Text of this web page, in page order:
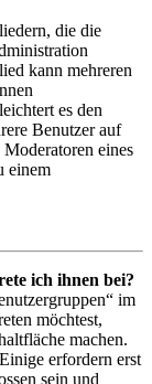
die die
kann mehreren
es den
Benutzer auf
eines
einem
ich ihnen bei?
im
möchtest,
machen.
erfordern erst
sein und